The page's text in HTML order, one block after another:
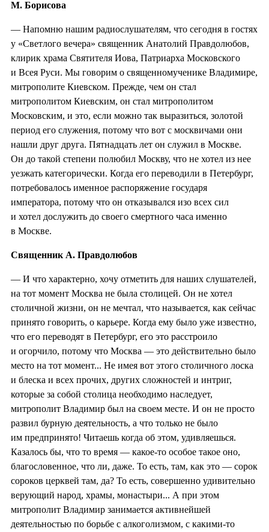
М. Борисова
— Напомню нашим радиослушателям, что сегодня в гостях
у «Светлого вечера» священник Анатолий Правдолюбов,
клирик храма Святителя Иова, Патриарха Московского
и Всея Руси. Мы говорим о священномученике Владимире,
митрополите Киевском. Прежде, чем он стал
митрополитом Киевским, он стал митрополитом
Московским, и это, если можно так выразиться, золотой
период его служения, потому что вот с москвичами они
нашли друг друга. Пятнадцать лет он служил в Москве.
Он до такой степени полюбил Москву, что не хотел из нее
уезжать категорически. Когда его переводили в Петербург,
потребовалось именное распоряжение государя
императора, потому что он отказывался изо всех сил
и хотел дослужить до своего смертного часа именно
в Москве.
Священник А. Правдолюбов
— И что характерно, хочу отметить для наших слушателей,
на тот момент Москва не была столицей. Он не хотел
столичной жизни, он не мечтал, что называется, как сейчас
принято говорить, о карьере. Когда ему было уже известно,
что его переводят в Петербург, его это расстроило
и огорчило, потому что Москва — это действительно было
место на тот момент... Не имея вот этого столичного лоска
и блеска и всех прочих, других сложностей и интриг,
которые за собой столица необходимо наследует,
митрополит Владимир был на своем месте. И он не просто
развил бурную деятельность, а что только не было
им предпринято! Читаешь когда об этом, удивляешься.
Казалось бы, что то время — какое-то особое такое оно,
благословенное, что ли, даже. То есть, там, как это — сорок
сороков церквей там, да? То есть, совершенно удивительно
верующий народ, храмы, монастыри... А при этом
митрополит Владимир занимается активнейшей
деятельностью по борьбе с алкоголизмом, с какими-то